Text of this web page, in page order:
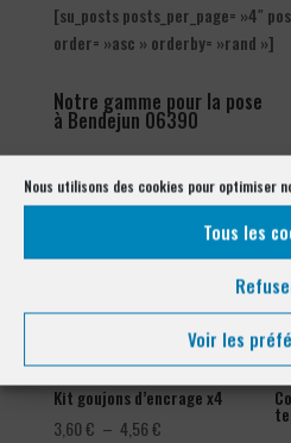
Nous utilisons des cookies pour optimiser
Tous les
Voir les
[su_posts posts_per_page= »4″
order= »asc » orderby= »rand »]
Notre gamme pour la pose
à Bendejun 06390
Kit goujons d’encrage x4
3,60€ – 4,56€Plage